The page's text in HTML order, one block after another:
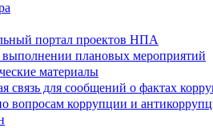
портал проектов НПА
выполнении плановых мероприятий
материалы
связь для сообщений о фактах
вопросам коррупции и